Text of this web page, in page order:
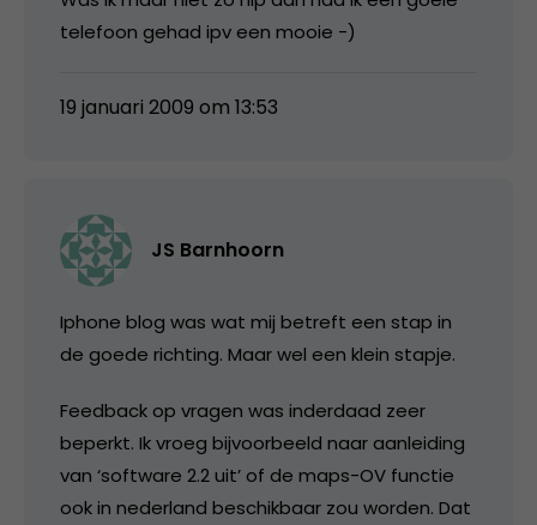
telefoon gehad ipv een mooie -)
19 januari 2009 om 13:53
JS Barnhoorn
Iphone blog was wat mij betreft een stap in
de goede richting. Maar wel een klein stapje.
Feedback op vragen was inderdaad zeer
beperkt. Ik vroeg bijvoorbeeld naar aanleiding
van ‘software 2.2 uit’ of de maps-OV functie
ook in nederland beschikbaar zou worden. Dat